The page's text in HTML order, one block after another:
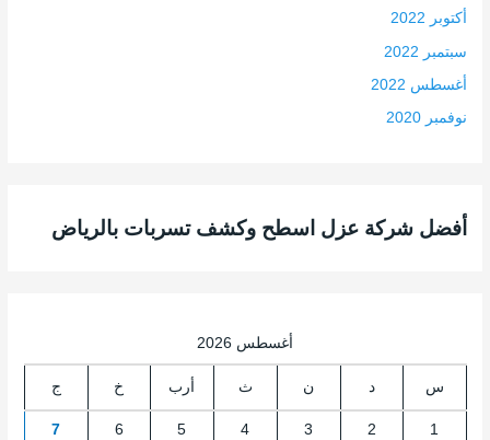
أكتوبر 2022
سبتمبر 2022
أغسطس 2022
نوفمبر 2020
أفضل شركة عزل اسطح وكشف تسربات بالرياض
أغسطس 2026
س د ن ث أرب خ ج
1
2
3
4
5
6
7